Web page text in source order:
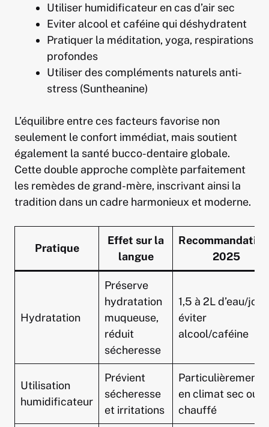
Utiliser humidificateur en cas d’air sec
Eviter alcool et caféine qui déshydratent
Pratiquer la méditation, yoga, respirations
profondes
Utiliser des compléments naturels anti-
stress (Suntheanine)
L’équilibre entre ces facteurs favorise non
seulement le confort immédiat, mais soutient
également la santé bucco-dentaire globale.
Cette double approche complète parfaitement
les remèdes de grand-mère, inscrivant ainsi la
tradition dans un cadre harmonieux et moderne.
Pratique
Effet sur la
langue
2025
Hydratation
Préserve
hydratation
muqueuse,
réduit
sécheresse
1,5 à 2L d’eau/jour,
éviter
alcool/caféine
Utilisation
humidificateur
Prévient
sécheresse
et irritations
Particulièrement
en climat sec ou
chauffé